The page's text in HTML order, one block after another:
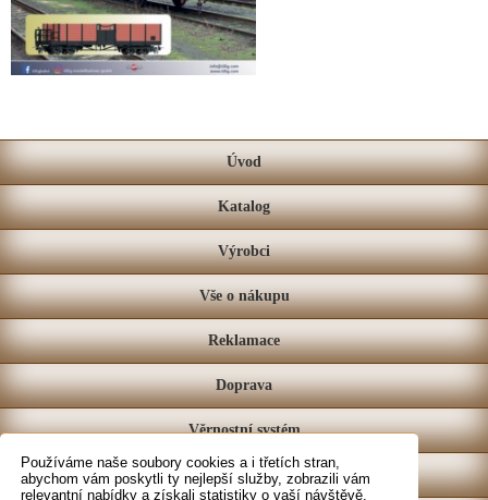
Používáme naše soubory cookies a i třetích stran,
abychom vám poskytli ty nejlepší služby, zobrazili vám
relevantní nabídky a získali statistiky o vaší návštěvě.
Úvod
Katalog
Výrobci
Vše o nákupu
Reklamace
Doprava
Věrnostní systém
Prodejna